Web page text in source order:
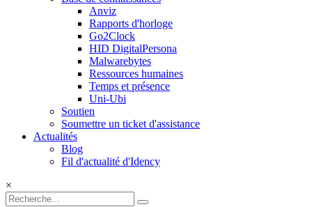
Anviz
Rapports d'horloge
Go2Clock
HID DigitalPersona
Malwarebytes
Ressources humaines
Temps et présence
Uni-Ubi
Soutien
Soumettre un ticket d'assistance
Actualités
Blog
Fil d'actualité d'Idency
×